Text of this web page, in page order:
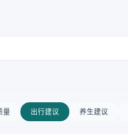
量 出行建议 养生建议